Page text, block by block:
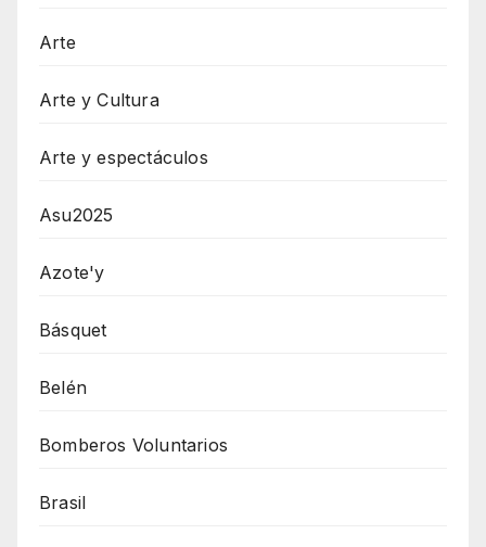
Arte
Arte y Cultura
Arte y espectáculos
Asu2025
Azote'y
Básquet
Belén
Bomberos Voluntarios
Brasil